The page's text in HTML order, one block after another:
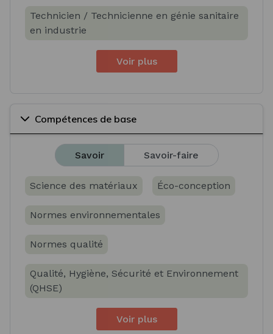
Technicien / Technicienne en génie sanitaire
en industrie
Voir plus
Compétences de base
Savoir Savoir-faire
Science des matériaux Éco-conception
Normes environnementales
Normes qualité
Qualité, Hygiène, Sécurité et Environnement
(QHSE)
Voir plus